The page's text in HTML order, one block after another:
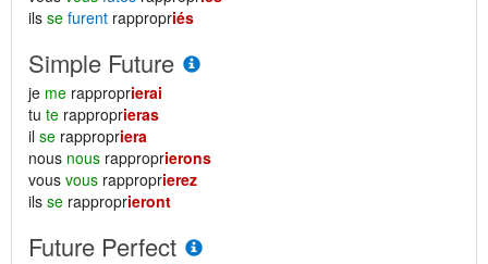
ils se furent rappropriés
Simple Future
je me rapproprierai
tu te rapproprieras
il se rappropriera
nous nous rapproprierons
vous vous rapproprierez
ils se rapproprieront
Future Perfect